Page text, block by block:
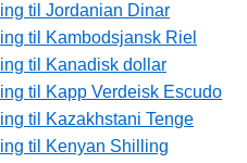
til Jordanian Dinar
til Kambodsjansk Riel
til Kanadisk dollar
til Kapp Verdeisk Escudo
til Kazakhstani Tenge
til Kenyan Shilling